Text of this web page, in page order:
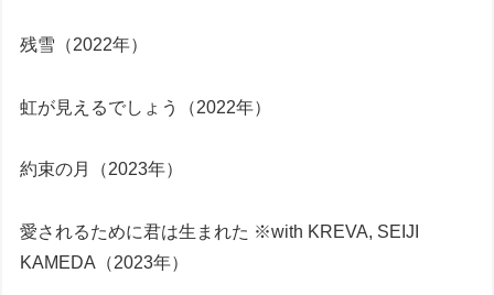
残雪（2022年）
虹が見えるでしょう（2022年）
約束の月（2023年）
愛されるために君は生まれた ※with KREVA, SEIJI
KAMEDA（2023年）